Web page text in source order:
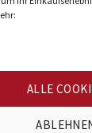
ALLE
Str. 39